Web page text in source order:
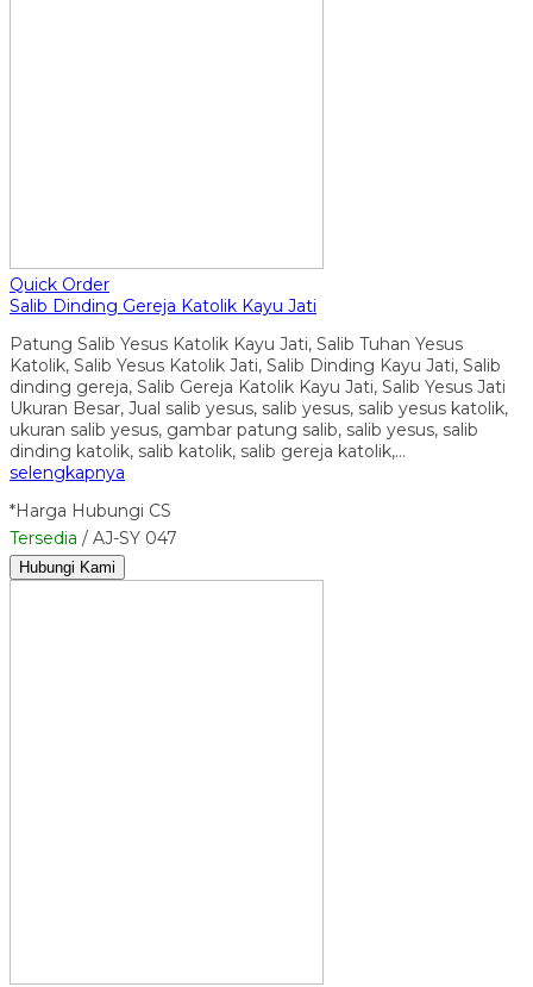
Quick Order
Salib Dinding Gereja Katolik Kayu Jati
Patung Salib Yesus Katolik Kayu Jati, Salib Tuhan Yesus
Katolik, Salib Yesus Katolik Jati, Salib Dinding Kayu Jati, Salib
dinding gereja, Salib Gereja Katolik Kayu Jati, Salib Yesus Jati
Ukuran Besar, Jual salib yesus, salib yesus, salib yesus katolik,
ukuran salib yesus, gambar patung salib, salib yesus, salib
dinding katolik, salib katolik, salib gereja katolik,…
selengkapnya
*Harga Hubungi CS
Tersedia / AJ-SY 047
Hubungi Kami